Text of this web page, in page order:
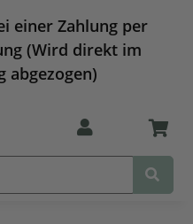
einer Zahlung per
(Wird direkt im
abgezogen)